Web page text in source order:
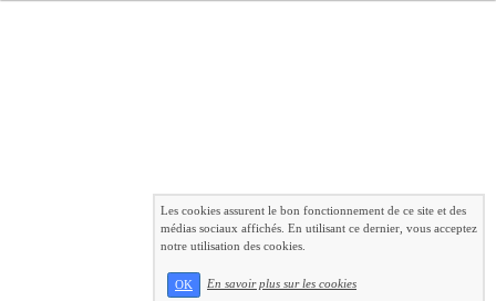
Les cookies assurent le bon fonctionnement de ce site et des
médias sociaux affichés. En utilisant ce dernier, vous acceptez
notre utilisation des cookies.
OK En savoir plus sur les cookies